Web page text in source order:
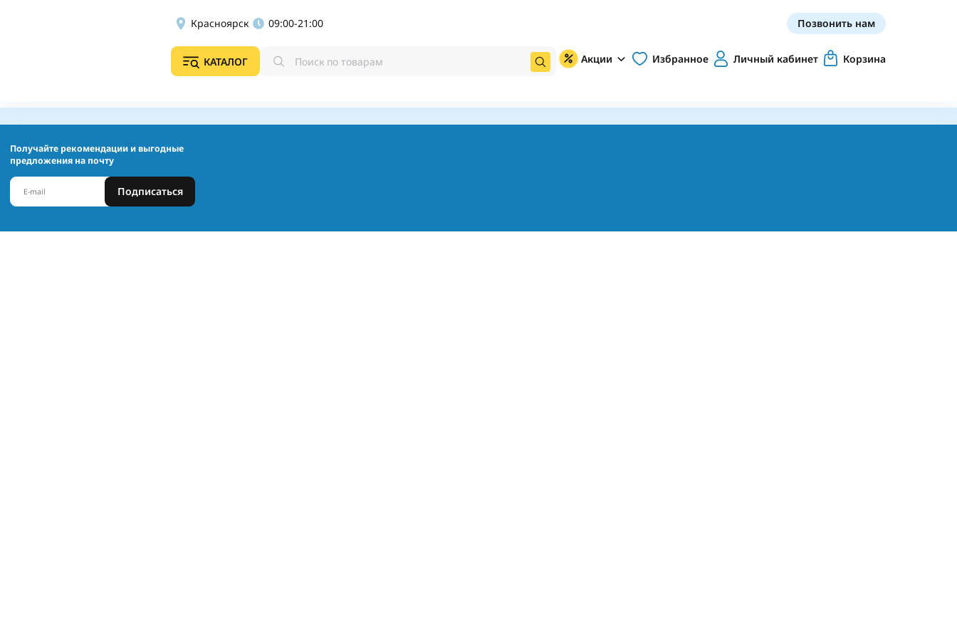
Красноярск 09:00-21:00 Позвонить нам
КАТАЛОГ Акции Избранное Личный кабинет Корзина
Получайте рекомендации и выгодные
предложения на почту
Подписаться